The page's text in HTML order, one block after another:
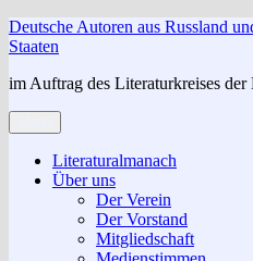
Zum
Inhalt
Deutsche Autoren aus Russland
Staaten
im Auftrag des Literaturkreises der
Literaturalmanach
Über uns
Der Verein
Der Vorstand
Mitgliedschaft